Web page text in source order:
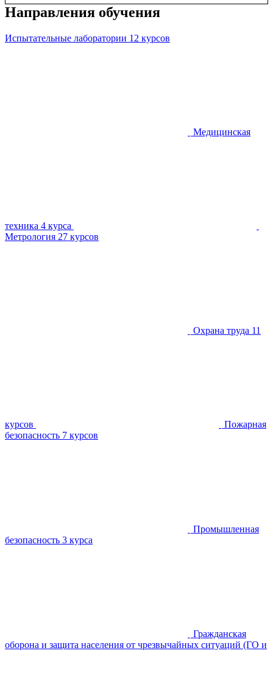
Направления обучения
Испытательные лаборатории 12 курсов
Медицинская
техника 4 курса
Метрология 27 курсов
Охрана труда 11
курсов
Пожарная
безопасность 7 курсов
Промышленная
безопасность 3 курса
Гражданская
оборона и защита населения от чрезвычайных ситуаций (ГО и